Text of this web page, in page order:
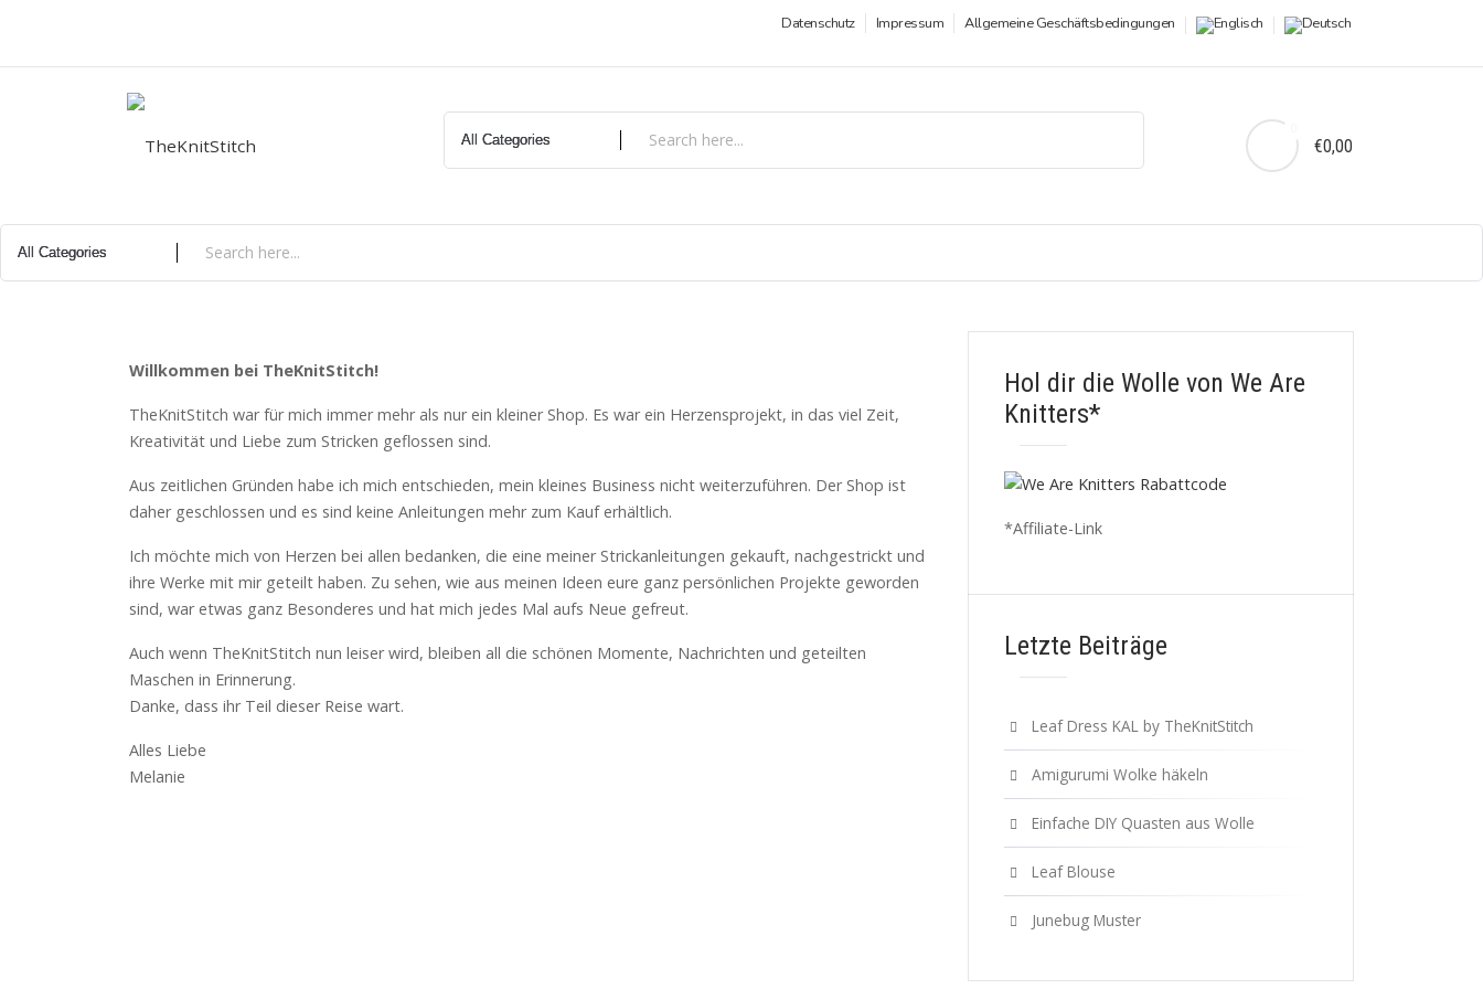
springen
Datenschutz Impressum Allgemeine Geschäftsbedingungen
€0,00
Willkommen bei TheKnitStitch!
TheKnitStitch war für mich immer mehr als nur ein kleiner Shop. Es war ein Herzensprojekt, in das viel Zeit,
Kreativität und Liebe zum Stricken geflossen sind.
Aus zeitlichen Gründen habe ich mich entschieden, mein kleines Business nicht weiterzuführen. Der Shop ist
daher geschlossen und es sind keine Anleitungen mehr zum Kauf erhältlich.
Ich möchte mich von Herzen bei allen bedanken, die eine meiner Strickanleitungen gekauft, nachgestrickt und
ihre Werke mit mir geteilt haben. Zu sehen, wie aus meinen Ideen eure ganz persönlichen Projekte geworden
sind, war etwas ganz Besonderes und hat mich jedes Mal aufs Neue gefreut.
Auch wenn TheKnitStitch nun leiser wird, bleiben all die schönen Momente, Nachrichten und geteilten
Maschen in Erinnerung.
Danke, dass ihr Teil dieser Reise wart.
Alles Liebe
Melanie
Hol dir die Wolle von We Are
Knitters*
*Affiliate-Link
Letzte Beiträge
Leaf Dress KAL by TheKnitStitch
Amigurumi Wolke häkeln
Einfache DIY Quasten aus Wolle
Leaf Blouse
Junebug Muster